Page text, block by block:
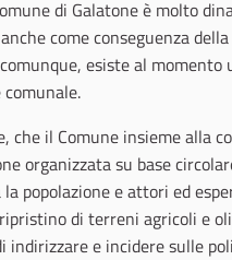
di Galatone è molto
come conseguenza
esiste al
che il Comune insieme alla
organizzata su base
popolazione e attori ed
di terreni agricoli e
indirizzare e incidere sulle